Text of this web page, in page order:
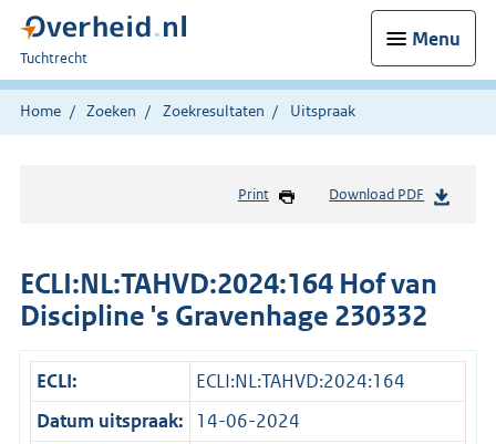
Menu
U
bent
hier:
Tuchtrecht
Home Zoeken Zoekresultaten Uitspraak
Print Download PDF
ECLI:NL:TAHVD:2024:164 Hof van
Discipline 's Gravenhage 230332
ECLI:
ECLI:NL:TAHVD:2024:164
Datum uitspraak:
14-06-2024